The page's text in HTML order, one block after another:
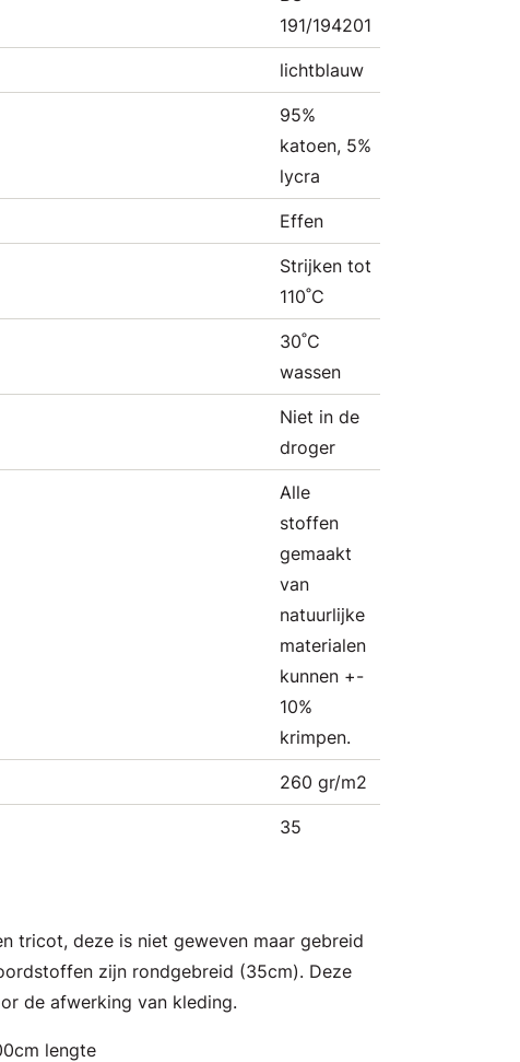
191/194201
lichtblauw
95%
katoen, 5%
lycra
Effen
Strijken tot
110˚C
30˚C
wassen
Niet in de
droger
Alle
stoffen
gemaakt
van
natuurlijke
materialen
kunnen +-
10%
krimpen.
260 gr/m2
35
tricot, deze is niet geweven maar gebreid
zijn rondgebreid (35cm). Deze
de afwerking van kleding.
lengte